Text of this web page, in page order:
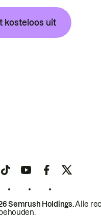
kosteloos uit
Semrush Holdings.Alle